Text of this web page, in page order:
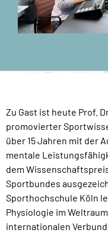
Zu Gast ist heute Prof.
promovierter
über 15 Jahren mit der
mentale
dem
Sportbundes
Sporthochschule Köln
Physiologie im
internationalen